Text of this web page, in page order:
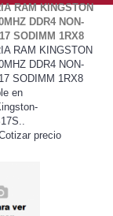
RAM KINGSTON
DDR4 NON-
SODIMM 1RX8
RAM KINGSTON
DDR4 NON-
SODIMM 1RX8
en
precio